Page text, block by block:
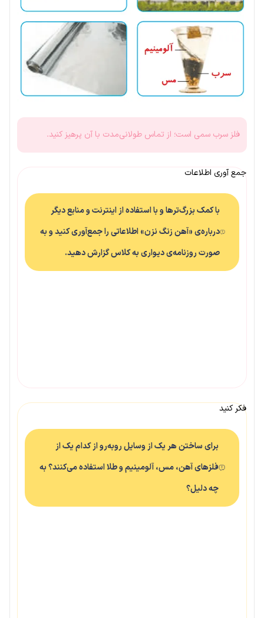
فلز سرب سمی است؛ از تماس طولانی‌مدت با آن پرهیز کنید.
جمع آوری اطلاعات
با کمک بزرگ‌ترها و با استفاده از اینترنت و منابع دیگر
درباره‌ی «آهن زنگ نزن» اطلاعاتی را جمع‌آوری کنید و به
صورت روزنامه‌ی دیواری به کلاس گزارش دهید.
فکر کنید
برای ساختن هر یک از وسایل روبه‌رو از کدام یک از
فلزهای آهن، مس، آلومینیم و طلا استفاده می‌کنند؟ به
چه دلیل؟